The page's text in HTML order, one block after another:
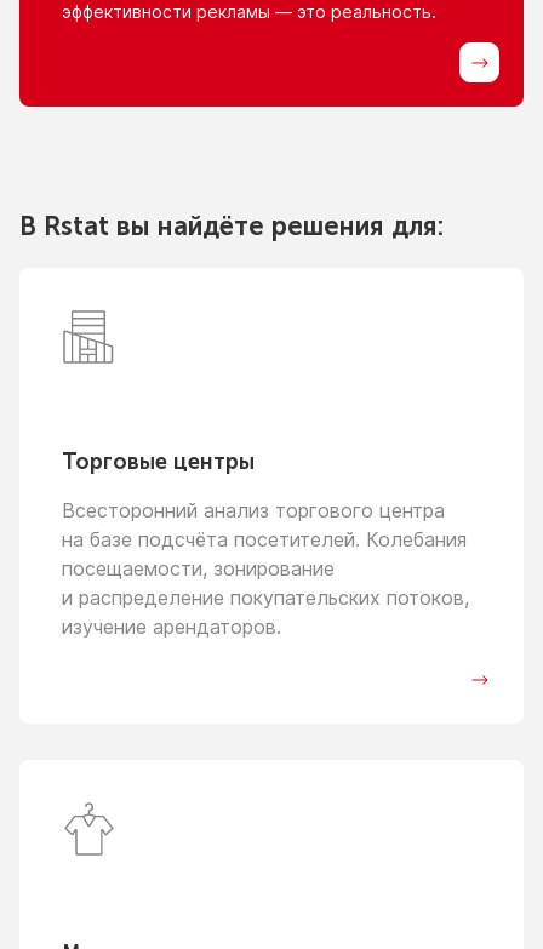
эффективности рекламы — это реальность.
В Rstat вы найдёте решения для:
Торговые центры
Всесторонний анализ торгового центра
на базе подсчёта посетителей. Колебания
посещаемости, зонирование
и распределение покупательских потоков,
изучение арендаторов.